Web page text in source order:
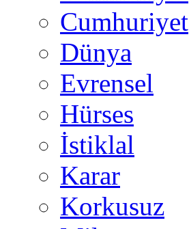
Cumhuriyet
Dünya
Evrensel
Hürses
İstiklal
Karar
Korkusuz